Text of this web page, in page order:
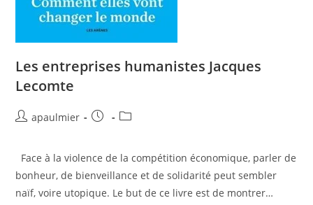
Les entreprises humanistes Jacques
Lecomte
apaulmier
Face à la violence de la compétition économique, parler de
bonheur, de bienveillance et de solidarité peut sembler
naïf, voire utopique. Le but de ce livre est de montrer…